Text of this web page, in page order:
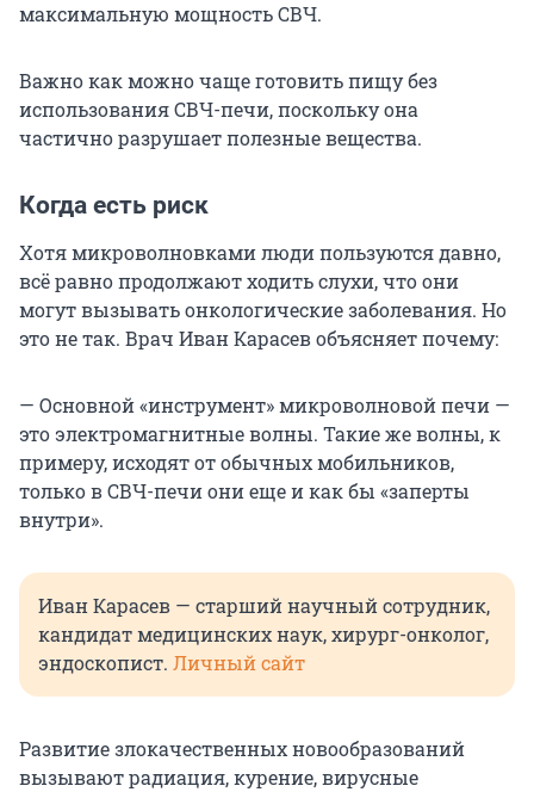
максимальную мощность СВЧ.
Важно как можно чаще готовить пищу без
использования СВЧ-печи, поскольку она
частично разрушает полезные вещества.
Когда есть риск
Хотя микроволновками люди пользуются давно,
всё равно продолжают ходить слухи, что они
могут вызывать онкологические заболевания. Но
это не так. Врач Иван Карасев объясняет почему:
— Основной «инструмент» микроволновой печи —
это электромагнитные волны. Такие же волны, к
примеру, исходят от обычных мобильников,
только в СВЧ-печи они еще и как бы «заперты
внутри».
Иван Карасев — старший научный сотрудник,
кандидат медицинских наук, хирург-онколог,
эндоскопист. Личный сайт
Развитие злокачественных новообразований
вызывают радиация, курение, вирусные